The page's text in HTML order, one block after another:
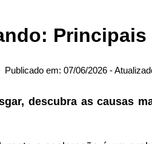
Principais
Publicado em: 07/06/2026 -
descubra as causas